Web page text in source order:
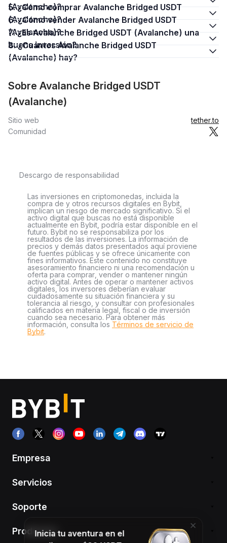
(Avalanche)?
5. ¿Cómo comprar Avalanche Bridged USDT
(Avalanche)?
6. ¿Cómo vender Avalanche Bridged USDT
(Avalanche)?
7. ¿Es Avalanche Bridged USDT (Avalanche) una
buena inversión?
8. ¿Cuántos Avalanche Bridged USDT
(Avalanche) hay?
Sobre Avalanche Bridged USDT
(Avalanche)
Sitio web
tether.to
Comunidad
Descargo de responsabilidad
Las inversiones en criptomonedas, incluida la
compra de y otros recursos digitales en Bybit,
implican un riesgo de mercado significativo. Si el
activo digital que buscas no está disponible
actualmente en Bybit, podría estar disponible en el
futuro. Bybit no se responsabiliza por los
resultados de las inversiones. La información de
precios y demás datos presentados aquí proviene
de fuentes públicas y se ofrece únicamente con
fines informativos. Este contenido no constituye
asesoramiento financiero ni una recomendación u
oferta para comprar, vender o mantener ningún
activo digital. Antes de operar o mantener activos
digitales, los inversores deberían evaluar
cuidadosamente su situación financiera y su
tolerancia al riesgo, y consultar con profesionales
calificados en materia legal, fiscal o de inversión
cuando sea necesario. Para obtener más
información, consulta los Términos de servicio de
Bybit.
Empresa
Servicios
Soporte
ProductosInicia tu aventura en el